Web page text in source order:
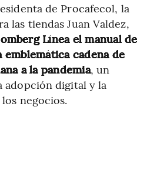
de Procafecol, la
las tiendas Juan Valdez,
Línea el manual de
cadena de
a la pandemia, un
adopción digital y la
negocios.